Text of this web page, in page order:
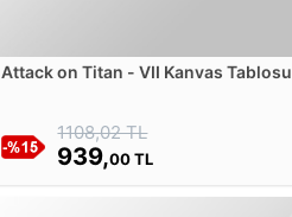
Attack on Titan - VII Kanvas Tablosu
1108,02 TL
939,00 TL